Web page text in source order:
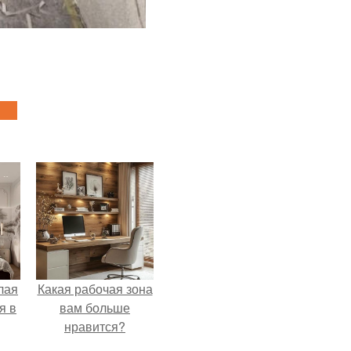
в
Какая рабочая зона
вам больше
нравится?